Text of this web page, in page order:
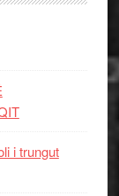
i trungut